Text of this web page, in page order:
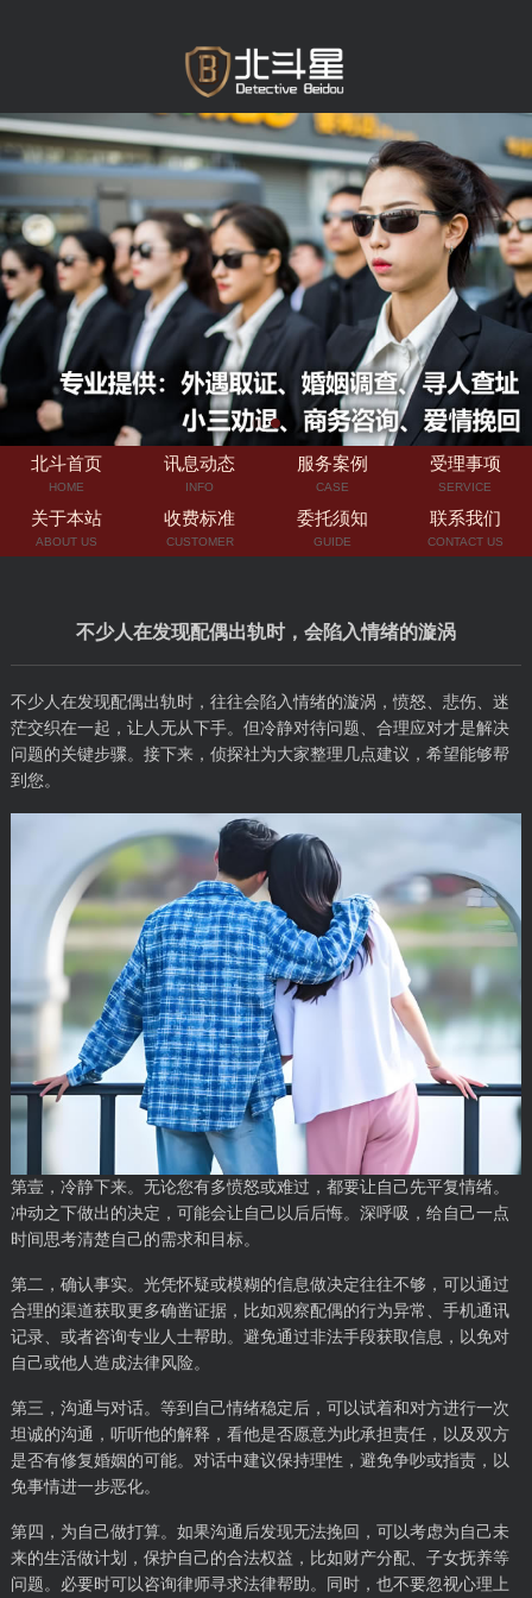
北斗首页
HOME
讯息动态
INFO
服务案例
CASE
受理事项
SERVICE
关于本站
ABOUT US
收费标准
CUSTOMER
委托须知
GUIDE
联系我们
CONTACT US
不少人在发现配偶出轨时，会陷入情绪的漩涡
不少人在发现配偶出轨时，往往会陷入情绪的漩涡，愤怒、悲伤、迷
茫交织在一起，让人无从下手。但冷静对待问题、合理应对才是解决
问题的关键步骤。接下来，侦探社为大家整理几点建议，希望能够帮
到您。
第壹，冷静下来。无论您有多愤怒或难过，都要让自己先平复情绪。
冲动之下做出的决定，可能会让自己以后后悔。深呼吸，给自己一点
时间思考清楚自己的需求和目标。
第二，确认事实。光凭怀疑或模糊的信息做决定往往不够，可以通过
合理的渠道获取更多确凿证据，比如观察配偶的行为异常、手机通讯
记录、或者咨询专业人士帮助。避免通过非法手段获取信息，以免对
自己或他人造成法律风险。
第三，沟通与对话。等到自己情绪稳定后，可以试着和对方进行一次
坦诚的沟通，听听他的解释，看他是否愿意为此承担责任，以及双方
是否有修复婚姻的可能。对话中建议保持理性，避免争吵或指责，以
免事情进一步恶化。
第四，为自己做打算。如果沟通后发现无法挽回，可以考虑为自己未
来的生活做计划，保护自己的合法权益，比如财产分配、子女抚养等
问题。必要时可以咨询律师寻求法律帮助。同时，也不要忽视心理上